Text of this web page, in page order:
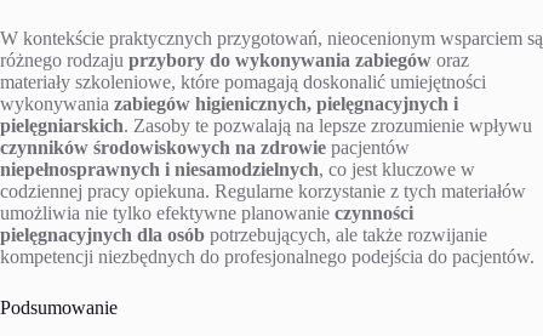
W kontekście praktycznych przygotowań, nieocenionym wsparciem są
różnego rodzaju przybory do wykonywania zabiegów oraz
materiały szkoleniowe, które pomagają doskonalić umiejętności
wykonywania zabiegów higienicznych, pielęgnacyjnych i
pielęgniarskich. Zasoby te pozwalają na lepsze zrozumienie wpływu
czynników środowiskowych na zdrowie pacjentów
niepełnosprawnych i niesamodzielnych, co jest kluczowe w
codziennej pracy opiekuna. Regularne korzystanie z tych materiałów
umożliwia nie tylko efektywne planowanie czynności
pielęgnacyjnych dla osób potrzebujących, ale także rozwijanie
kompetencji niezbędnych do profesjonalnego podejścia do pacjentów.
Podsumowanie